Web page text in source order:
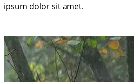
ipsum dolor sit amet.